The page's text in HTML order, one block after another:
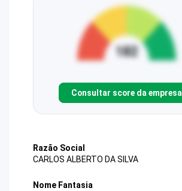
Consultar score da empresa
Razão Social
CARLOS ALBERTO DA SILVA
Nome Fantasia